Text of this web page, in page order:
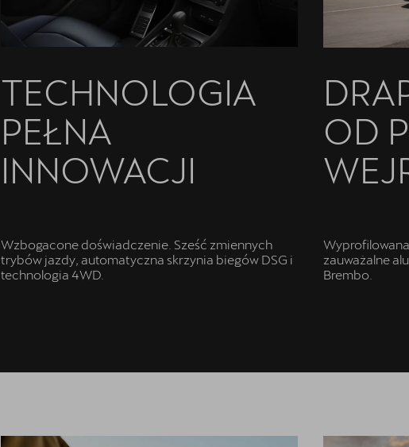
TECHNOLOGIA
PEŁNA
INNOWACJI
Wzbogacone doświadczenie. Sześć zmiennych
trybów jazdy, automatyczna skrzynia biegów DSG i
technologia 4WD.
OD
Wyprofilowana
zauważalne
Brembo.